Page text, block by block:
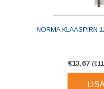
NORMA KLAASPIRN
€13,67 (€